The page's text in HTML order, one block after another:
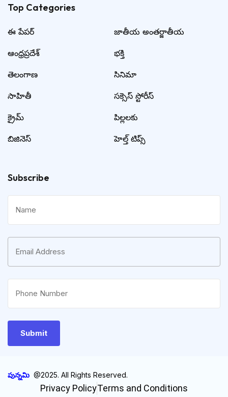
Top Categories​
ఈ పేపర్
ఆంధ్రప్రదేశ్
తెలంగాణ
సాహితీ
క్రైమ్
బిజినెస్
జాతీయ అంతర్జాతీయ
భక్తి
సినిమా
సక్సెస్ స్టోరీస్
పిల్లలకు
హెల్త్ టిప్స్
Subscribe
పున్నమి @2025. All Rights Reserved.
Privacy PolicyTerms and Conditions